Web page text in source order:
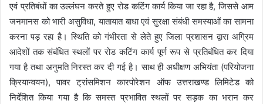
एवं प्रतिबंधों का उल्लंघन करते हुए रोड कटिंग कार्य किया जा रहा है, जिससे आम
जनमानस को भारी असुविधा, यातायात बाधा एवं सुरक्षा संबंधी समस्याओं का सामना
करना पड़ रहा है। स्थिति को गंभीरता से लेते हुए जिला प्रशासन द्वारा अग्रिम
आदेशों तक संबंधित स्थलों पर रोड कटिंग कार्य पूर्ण रूप से प्रतिबंधित कर दिया
गया है तथा अनुमति निरस्त कर दी गई है। साथ ही अधीक्षण अभियंता (परियोजना
क्रियान्वयन), पावर ट्रांसमिशन कारपोरेशन ऑफ उत्तराखण्ड लिमिटेड को
निर्देशित किया गया है कि समस्त प्रभावित स्थलों पर सड़क का भरान कर